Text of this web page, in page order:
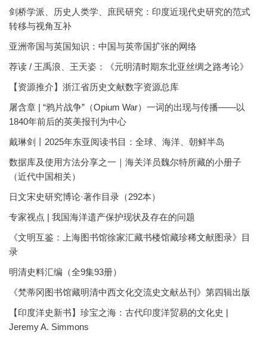
剑桥学派、历史人类学、庶民研究：印度近现代史研究的范式
转移与视角互补
亚洲帝国与英国知识：中国与英帝国扩张的网络
荐读 / 王禹浪、王天姿：《元明清时期东北亚丝绸之路考论》
【资源推介】浙江省历史文献数字资源总库
屠含章 | “鸦片战争”（Opium War）一词的出现与传播——以
1840年前后的英美报刊为中心
戴琳剑丨2025年东亚阅读书目：全球、海洋、朝鲜半岛
数据库及使用方法分享之一｜海关洋员魏尔特所藏的小册子
（近代中国相关）
日文宋史研究博论·著作目录（292本）
专家视点 | 我国海洋遗产保护现状及存在的问题
《文明互鉴：上海图书馆徐家汇藏书楼馆藏珍稀文献图录》目
录
明清史料汇编（全9集93册）
《梵蒂冈图书馆藏明清中西文化交流史文献丛刊》第四辑出版
【印度洋史新书】珍宝之海：古代印度洋贸易的文化史 |
Jeremy A. Simmons